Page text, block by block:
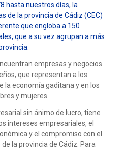
hasta nuestros días, la
de la provincia de Cádiz (CEC)
que engloba a 150
que a su vez agrupan a más
empresas y negocios
que representan a los
la economía gaditana y en los
y mujeres.
sin ánimo de lucro, tiene
intereses empresariales, el
y el compromiso con el
la provincia de Cádiz. Para